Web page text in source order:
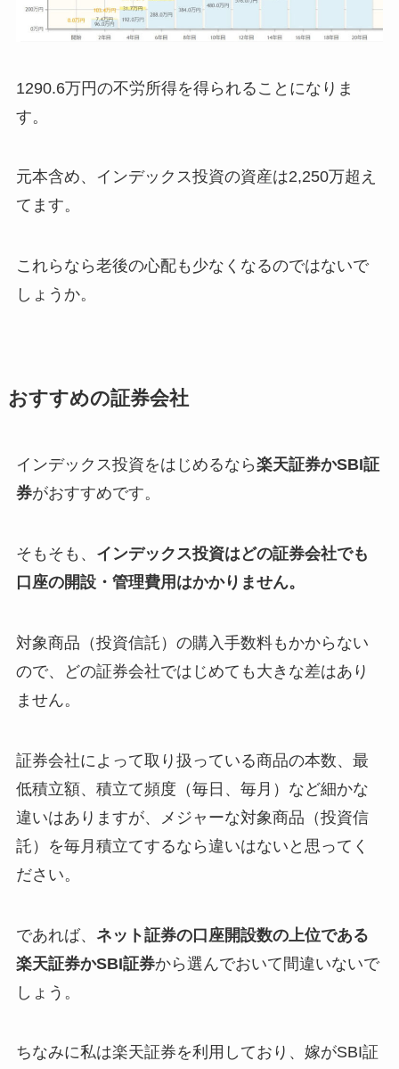
1290.6万円の不労所得を得られることになりま
す。
元本含め、インデックス投資の資産は2,250万超え
てます。
これらなら老後の心配も少なくなるのではないで
しょうか。
おすすめの証券会社
インデックス投資をはじめるなら楽天証券かSBI証
券がおすすめです。
そもそも、 インデックス投資はどの証券会社でも
口座の開設・管理費用はかかりません。
対象商品（投資信託）の購入手数料もかからない
ので、どの証券会社ではじめても大きな差はあり
ません。
証券会社によって取り扱っている商品の本数、最
低積立額、積立て頻度（毎日、毎月）など細かな
違いはありますが、メジャーな対象商品（投資信
託）を毎月積立てするなら違いはないと思ってく
ださい。
であれば、 ネット証券の口座開設数の上位である
楽天証券かSBI証券から選んでおいて間違いないで
しょう。
ちなみに私は楽天証券を利用しており、嫁がSBI証